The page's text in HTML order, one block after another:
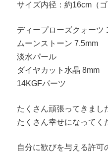
サイズ内径：約16cm（ゴ
ディープローズクォーツ
ムーンストーン 7.5mm
淡水パール
ダイヤカット水晶 8mm
14KGFパーツ
たくさん頑張ってきまし
たくさん幸せになってく
自分に歓びを与える許可